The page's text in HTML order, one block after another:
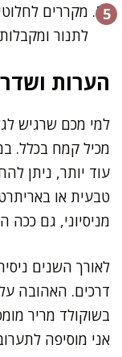
מקררים
לתנור
הערות
למי מכם שרגיש
מכיל קמח בכלל.
עוד יותר, ניתן
טבעית או
מניסיוני, גם ככה
לאורך השנים
דרכים. האהובה
אני מוסיפה